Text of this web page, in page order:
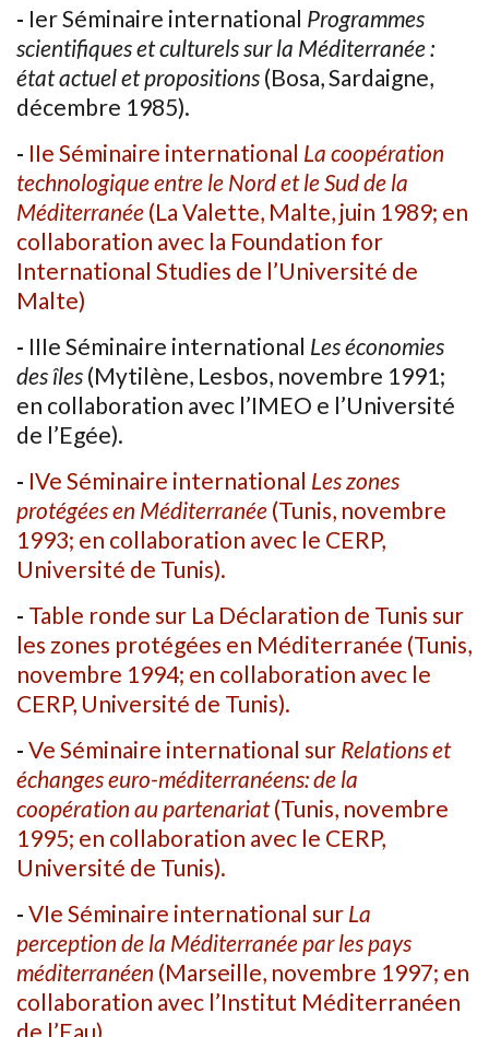
- Ier Séminaire international Programmes
scientifiques et culturels sur la Méditerranée :
état actuel et propositions (Bosa, Sardaigne,
décembre 1985).
- IIe Séminaire international La coopération
technologique entre le Nord et le Sud de la
Méditerranée (La Valette, Malte, juin 1989; en
collaboration avec la Foundation for
International Studies de l’Université de
Malte)
- IIIe Séminaire international Les économies
des îles (Mytilène, Lesbos, novembre 1991;
en collaboration avec l’IMEO e l’Université
de l’Egée).
- IVe Séminaire international Les zones
protégées en Méditerranée (Tunis, novembre
1993; en collaboration avec le CERP,
Université de Tunis).
- Table ronde sur La Déclaration de Tunis sur
les zones protégées en Méditerranée (Tunis,
novembre 1994; en collaboration avec le
CERP, Université de Tunis).
- Ve Séminaire international sur Relations et
échanges euro-méditerranéens: de la
coopération au partenariat(Tunis, novembre
1995; en collaboration avec le CERP,
Université de Tunis).
- VIe Séminaire international sur La
perception de la Méditerranée par les pays
méditerranéen (Marseille, novembre 1997; en
collaboration avec l’Institut Méditerranéen
de l’Eau).